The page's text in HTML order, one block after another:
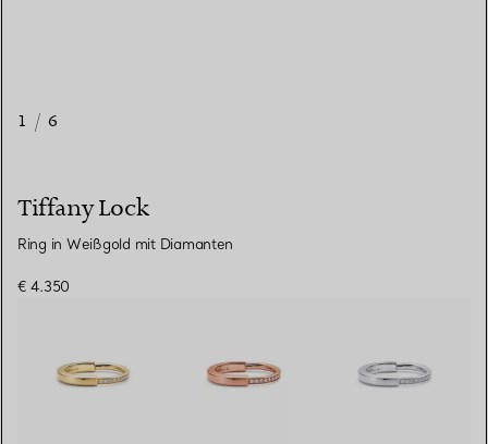
1 / 6
Tiffany Lock
Ring in Weißgold mit Diamanten
€ 4.350